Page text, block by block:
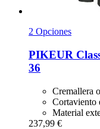
2 Opciones
PIKEUR
36
Cremallera
Cortaviento
Material
237,99 €